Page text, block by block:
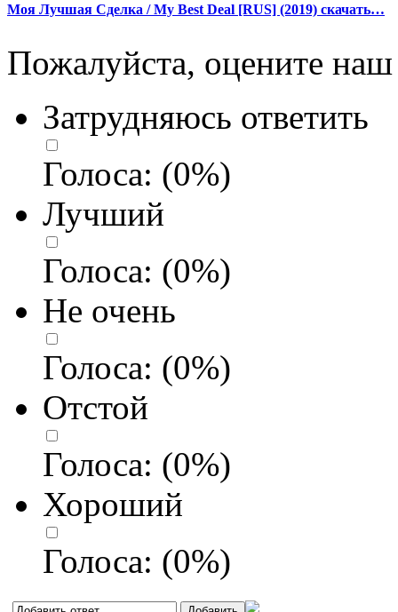
Моя Лучшая Сделка / My Best Deal [RUS] (2019) скачать…
Пожалуйста, оцените наш
Затрудняюсь ответить
Голоса: (0%)
Лучший
Голоса: (0%)
Не очень
Голоса: (0%)
Отстой
Голоса: (0%)
Хороший
Голоса: (0%)